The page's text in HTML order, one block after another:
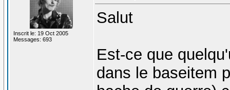
Inscrit le: 19 Oct 2005
Messages: 693
Salut
Est-ce que
dans le baseitem